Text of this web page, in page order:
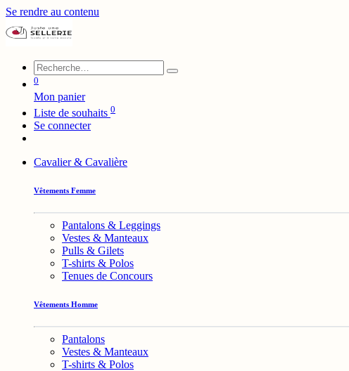
Se rendre au contenu
0
Mon panier
Liste de souhaits 0
Se connecter
Cavalier & Cavalière
Vêtements Femme
Pantalons & Leggings
Vestes & Manteaux
Pulls & Gilets
T-shirts & Polos
Tenues de Concours
Vêtements Homme
Pantalons
Vestes & Manteaux
T-shirts & Polos